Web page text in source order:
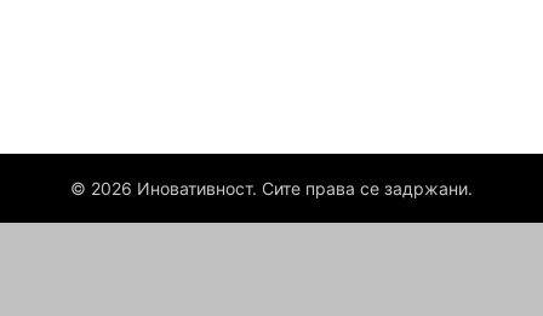
© 2026 Иновативност. Сите права се задржани.